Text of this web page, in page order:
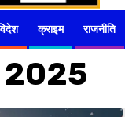
क्राइम राजनीति
2025